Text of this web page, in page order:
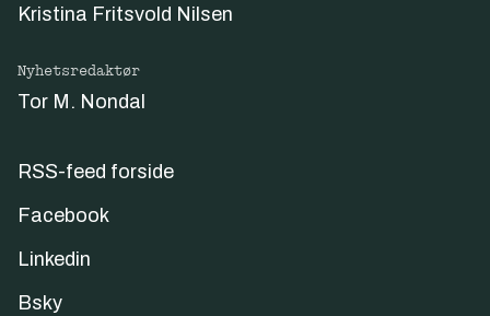
Kristina Fritsvold Nilsen
Nyhetsredaktør
Tor M. Nondal
RSS-feed forside
Facebook
Linkedin
Bsky